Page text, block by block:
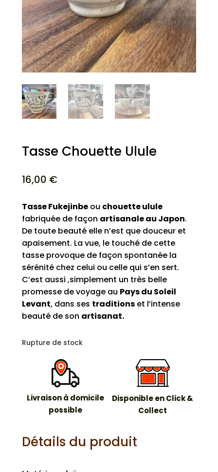
Tasse Chouette Ulule
16,00 €
Tasse Fukejinbeou chouette ulule
fabriquée de façon artisanale au Japon.
De toute beauté elle n’est que douceur et
apaisement. La vue, le touché de cette
tasse provoque de façon spontanée la
sérénité chez celui ou celle qui s’en sert.
C’est aussi ,simplement un très belle
promesse de voyage au Pays du Soleil
Levant, dans ses traditionset l’intense
beauté de son artisanat.
Rupture de stock
Livraison à domicile
possible
Disponible en Click &
Collect
Détails du produit